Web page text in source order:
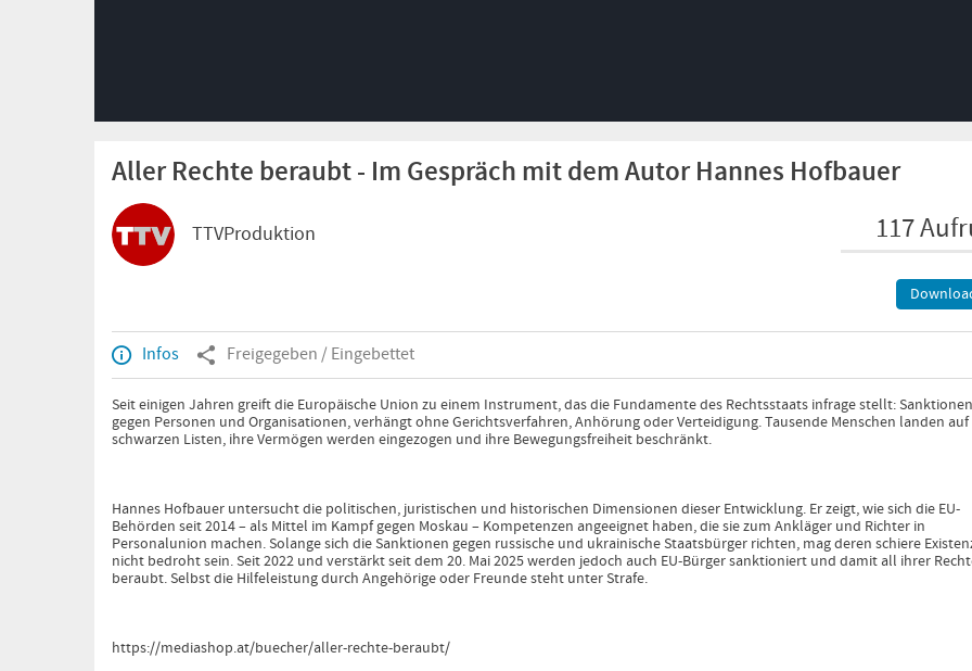
Aller Rechte beraubt - Im Gespräch mit dem Autor Hannes Hofbauer
TTVProduktion 117
Infos Freigegeben / Eingebettet
Seit einigen Jahren greift die Europäische Union zu einem Instrument, das die Fundamente des Rechtsstaats infrage stellt: Sanktionen
gegen Personen und Organisationen, verhängt ohne Gerichtsverfahren, Anhörung oder Verteidigung. Tausende Menschen landen auf
schwarzen Listen, ihre Vermögen werden eingezogen und ihre Bewegungsfreiheit beschränkt.
Hannes Hofbauer untersucht die politischen, juristischen und historischen Dimensionen dieser Entwicklung. Er zeigt, wie sich die EU-
Behörden seit 2014 – als Mittel im Kampf gegen Moskau – Kompetenzen angeeignet haben, die sie zum Ankläger und Richter in
Personalunion machen. Solange sich die Sanktionen gegen russische und ukrainische Staatsbürger richten, mag deren schiere
nicht bedroht sein. Seit 2022 und verstärkt seit dem 20. Mai 2025 werden jedoch auch EU-Bürger sanktioniert und damit all ihrer
beraubt. Selbst die Hilfeleistung durch Angehörige oder Freunde steht unter Strafe.
https://mediashop.at/buecher/aller-rechte-beraubt/